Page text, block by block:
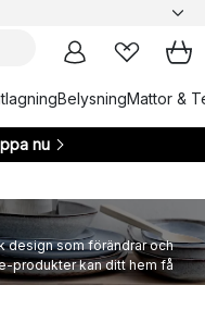
BelysningMattor &
nu
design som förändrar och
produkter kan ditt hem få